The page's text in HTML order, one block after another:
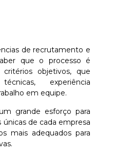
de recrutamento e
que o processo é
objetivos, que
experiência
em equipe.
grande esforço para
de cada empresa
mais adequados para